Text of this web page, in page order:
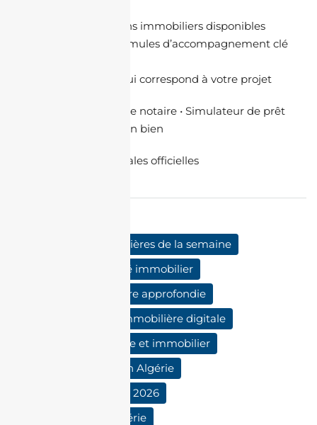
Consulter les biens immobiliers disponibles
Découvrir nos formules d’accompagnement clé
Trouver le bien qui correspond à votre projet
Simuler les frais de notaire • Simulateur de prêt
Estimer un bien
Données cadastrales officielles
actualités immobilières de la semaine
analyse du marché immobilier
analyse immobilière approfondie
communication immobilière digitale
diaspora algérienne et immobilier
droit immobilier en Algérie
immobilier Algérie 2026
immobilier en Algérie